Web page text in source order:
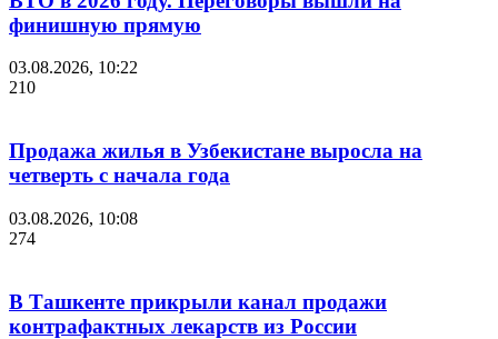
финишную прямую
03.08.2026, 10:22
210
Продажа жилья в Узбекистане выросла на
четверть с начала года
03.08.2026, 10:08
274
В Ташкенте прикрыли канал продажи
контрафактных лекарств из России